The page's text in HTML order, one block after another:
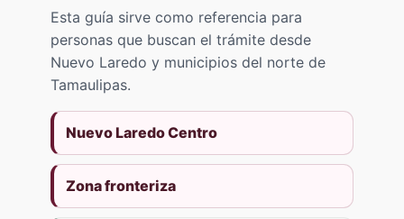
Esta guía sirve como referencia para
personas que buscan el trámite desde
Nuevo Laredo y municipios del norte de
Tamaulipas.
Nuevo Laredo Centro
Zona fronteriza